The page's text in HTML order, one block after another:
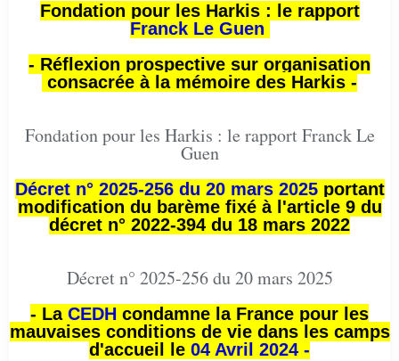
Fondation pour les Harkis : le rapport
Franck Le Guen
- Réflexion prospective sur organisation
consacrée à la mémoire des Harkis -
Fondation pour les Harkis : le rapport Franck Le
Guen
Décret n° 2025-256 du 20 mars 2025portant
modification du barème fixé à l'article 9 du
décret n° 2022-394 du 18 mars 2022
Décret n° 2025-256 du 20 mars 2025
- La CEDH condamne la France pour les
mauvaises conditions de vie dans les camps
d'accueil le 04 Avril 2024 -